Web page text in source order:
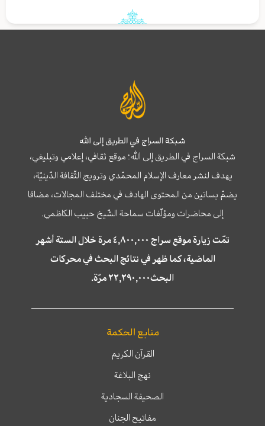
شبكة السراج في الطريق إلى الله
شبكة السراج في الطريق إلى الله؛ موقع ثقافي، إعلامي وتبليغي،
يهدف لنشر معارف الإسلام المحمّدي وترويج الثّقافة الدّينيّة،
يضمّ بساتين من المحتوى الهادف في مختلف المجالات، مضافا
إلى محاضرات ومؤلّفات سماحة الشّيخ حبيب الكاظمي.
تمّت زيارة موقع سراج ٤,٨٠٠,٠٠٠ مرة خلال الستة أشهر
الماضية، كما ظهر في نتائج البحث في محركات
البحث٢٢,٢٩٠,٠٠٠ مرّة.
منابع الحكمة
القرآن الكريم
نهج البلاغة
الصحيفة السجادية
مفاتيح الجنان